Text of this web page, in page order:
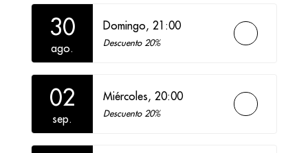
30
ago.
Domingo, 21:00
Descuento 20%
02
sep.
Miércoles, 20:00
Descuento 20%